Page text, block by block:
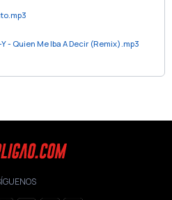
- Quien Me Iba A Decir (Remix).mp3